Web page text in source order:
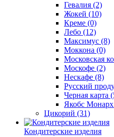
Гевалия (2)
Жокей (10)
Креме (0)
Лебо (12)
Максимус (8)
Моккона (0)
Московская
Москофе (2)
Нескафе (8)
Русский
Черная карта
Якобс Монарх
Цикорий (31)
Кондитерские изделия